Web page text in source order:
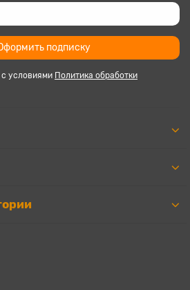
подписку
с условиями Политика обработки